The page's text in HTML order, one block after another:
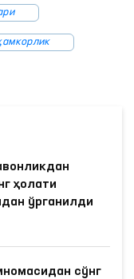
ҳолати
ўрганилди
сўнг